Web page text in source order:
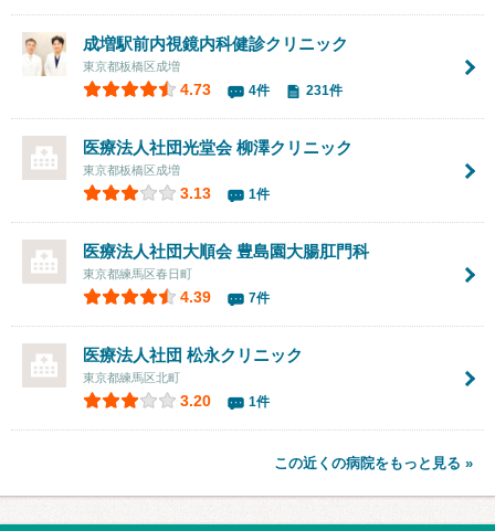
成増駅前内視鏡内科健診クリニック
東京都板橋区成増
4.73 4件 231件
医療法人社団光堂会柳澤クリニック
東京都板橋区成増
3.13 1件
医療法人社団大順会 豊島園大腸肛門科
東京都練馬区春日町
4.39 7件
医療法人社団 松永クリニック
東京都練馬区北町
3.20 1件
この近くの病院をもっと見る »